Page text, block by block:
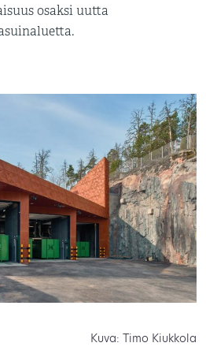
osaksi uutta
Kuva: Timo Kiukkola